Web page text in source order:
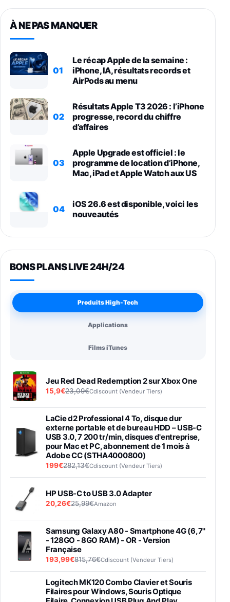
À NE PAS MANQUER
01
Le récap Apple de la semaine :
iPhone, IA, résultats records et
AirPods au menu
02
Résultats Apple T3 2026 : l’iPhone
progresse, record du chiffre
d’affaires
03
Apple Upgrade est officiel : le
programme de location d’iPhone,
Mac, iPad et Apple Watch aux US
04
iOS 26.6 est disponible, voici les
nouveautés
BONS PLANS LIVE 24H/24
Produits High-Tech
Applications
Films iTunes
Jeu Red Dead Redemption 2 sur Xbox One
15,9€23,09€Cdiscount (Vendeur Tiers)
LaCie d2 Professional 4 To, disque dur
externe portable et de bureau HDD – USB-C
USB 3.0, 7 200 tr/min, disques d'entreprise,
pour Mac et PC, abonnement de 1 mois à
Adobe CC (STHA4000800)
199€282,13€Cdiscount (Vendeur Tiers)
HP USB-C to USB 3.0 Adapter
20,26€25,99€Amazon
Samsung Galaxy A80 - Smartphone 4G (6,7''
- 128GO - 8GO RAM) - OR - Version
Française
193,99€815,76€Cdiscount (Vendeur Tiers)
Logitech MK120 Combo Clavier et Souris
Filaires pour Windows, Souris Optique